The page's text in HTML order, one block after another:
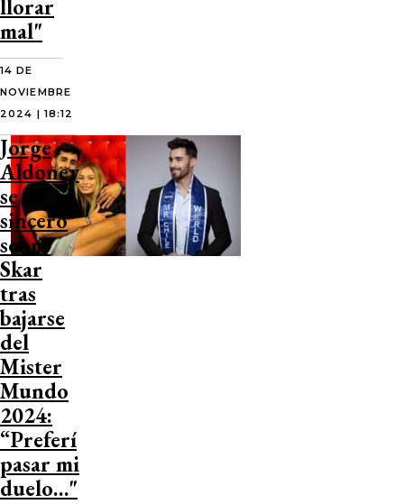
llorar
mal"
14 DE
NOVIEMBRE
2024 | 18:12
Jorge
Aldoney
se
sinceró
sobre
Skar
tras
bajarse
del
Mister
Mundo
2024:
“Preferí
pasar mi
duelo…"